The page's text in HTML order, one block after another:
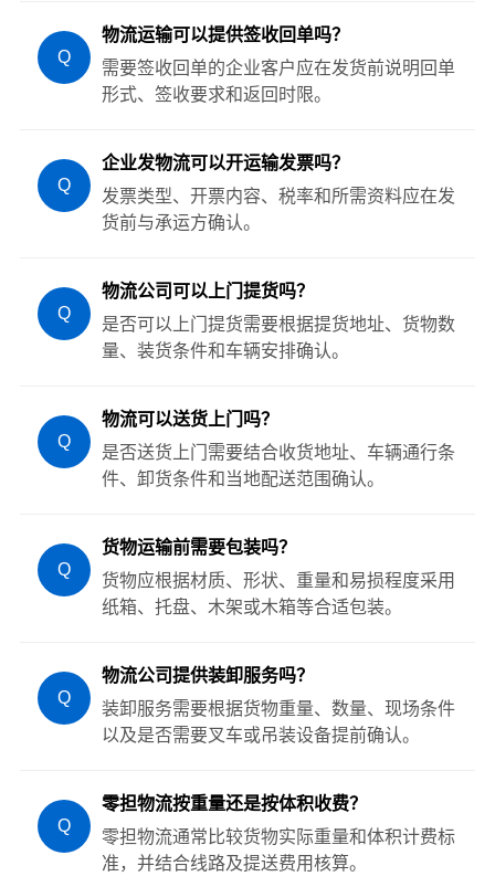
Q
物流运输可以提供签收回单吗？
需要签收回单的企业客户应在发货前说明回单
形式、签收要求和返回时限。
Q
企业发物流可以开运输发票吗？
发票类型、开票内容、税率和所需资料应在发
货前与承运方确认。
Q
物流公司可以上门提货吗？
是否可以上门提货需要根据提货地址、货物数
量、装货条件和车辆安排确认。
Q
物流可以送货上门吗？
是否送货上门需要结合收货地址、车辆通行条
件、卸货条件和当地配送范围确认。
Q
货物运输前需要包装吗？
货物应根据材质、形状、重量和易损程度采用
纸箱、托盘、木架或木箱等合适包装。
Q
物流公司提供装卸服务吗？
装卸服务需要根据货物重量、数量、现场条件
以及是否需要叉车或吊装设备提前确认。
Q
零担物流按重量还是按体积收费？
零担物流通常比较货物实际重量和体积计费标
准，并结合线路及提送费用核算。